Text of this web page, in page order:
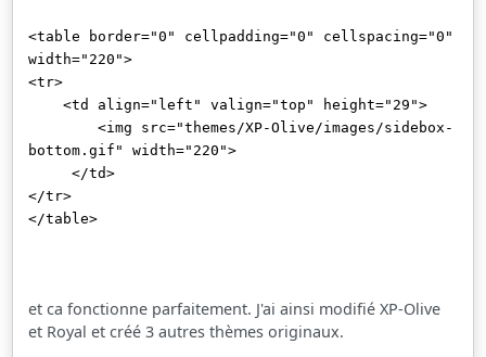
<table border="0" cellpadding="0" cellspacing="0"
width="220">
<tr>
<td align="left" valign="top" height="29">
<img src="themes/XP-Olive/images/sidebox-
bottom.gif" width="220">
</td>
</tr>
</table>
et ca fonctionne parfaitement. J'ai ainsi modifié XP-Olive
et Royal et créé 3 autres thèmes originaux.